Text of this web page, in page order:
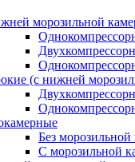
морозильной
(с нижней
Без
С морозильной